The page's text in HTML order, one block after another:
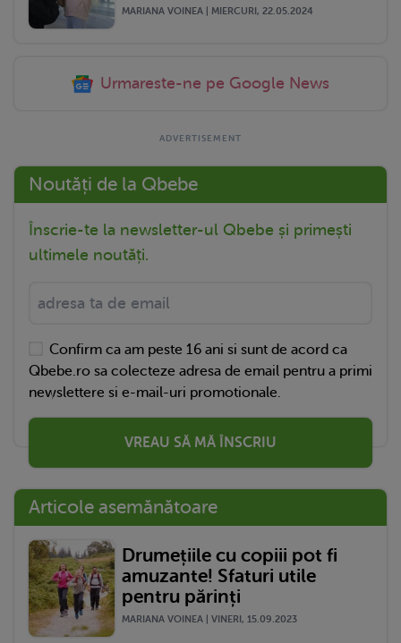
MARIANA VOINEA | MIERCURI, 22.05.2024
Urmareste-ne pe Google News
Noutăți de la Qbebe
Înscrie-te la newsletter-ul Qbebe și primești
ultimele noutăți.
Confirm ca am peste 16 ani si sunt de acord ca
Qbebe.ro sa colecteze adresa de email pentru a primi
newslettere si e-mail-uri promotionale.
VREAU SĂ MĂ ÎNSCRIU
Articole asemănătoare
Drumețiile cu copiii pot fi
amuzante! Sfaturi utile
pentru părinți
MARIANA VOINEA | VINERI, 15.09.2023